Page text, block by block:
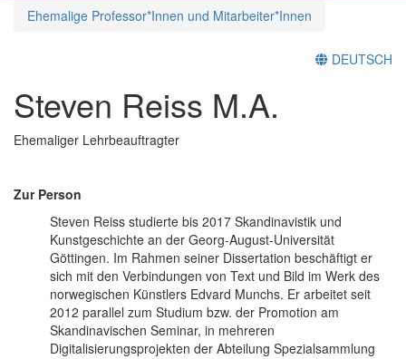
Ehemalige Professor*Innen und Mitarbeiter*Innen
DEUTSCH
Steven Reiss M.A.
Ehemaliger Lehrbeauftragter
Zur Person
Steven Reiss studierte bis 2017 Skandinavistik und
Kunstgeschichte an der Georg-August-Universität
Göttingen. Im Rahmen seiner Dissertation beschäftigt er
sich mit den Verbindungen von Text und Bild im Werk des
norwegischen Künstlers Edvard Munchs. Er arbeitet seit
2012 parallel zum Studium bzw. der Promotion am
Skandinavischen Seminar, in mehreren
Digitalisierungsprojekten der Abteilung Spezialsammlung